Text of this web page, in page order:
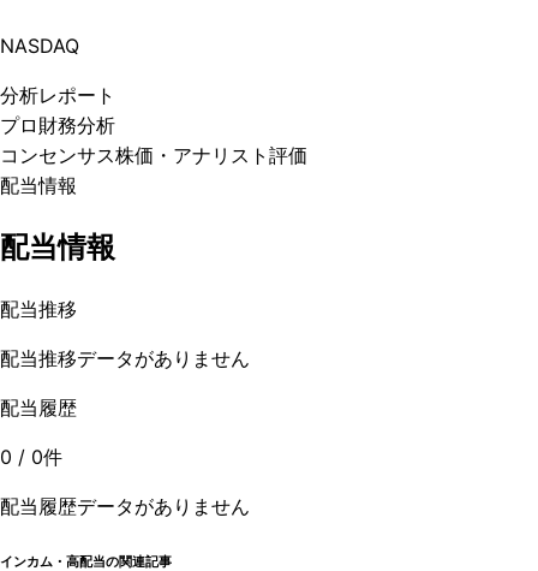
NASDAQ
分析レポート
プロ 財務分析
コンセンサス株価 ・アナリスト評価
配当情報
配当情報
配当推移
配当推移データがありません
配当履歴
0 / 0件
配当履歴データがありません
インカム・高配当の関連記事